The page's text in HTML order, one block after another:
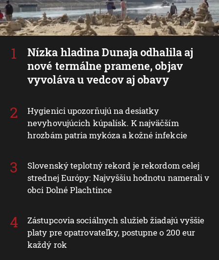
Nízka hladina Dunaja odhalila aj
nové termálne pramene, objav
vyvoláva u vedcov aj obavy
Hygienici upozorňujú na desiatky
nevyhovujúcich kúpalísk. K najväčším
hrozbám patria mykóza a kožné infekcie
Slovenský teplotný rekord je rekordom celej
strednej Európy: Najvyššiu hodnotu namerali v
obci Dolné Plachtince
Zástupcovia sociálnych služieb žiadajú vyššie
platy pre opatrovateľky, postupne o 200 eur
každý rok